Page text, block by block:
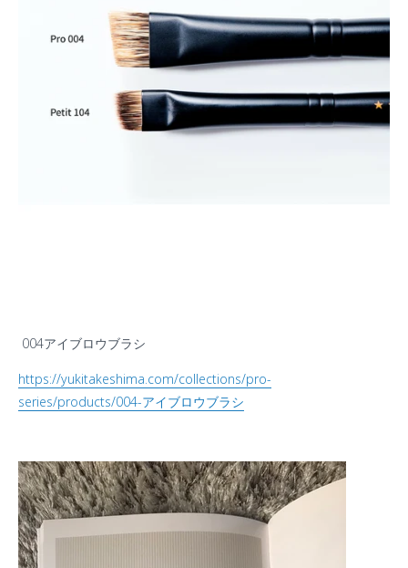
004アイブロウブラシ
https://yukitakeshima.com/collections/pro-
series/products/004-アイブロウブラシ